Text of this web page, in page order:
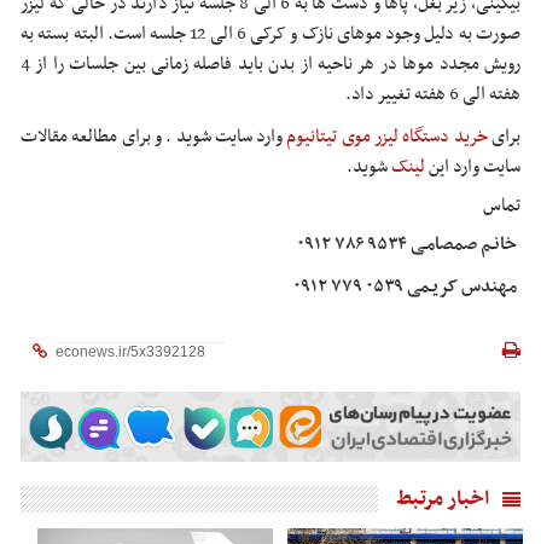
صورت به دلیل وجود موهای نازک و کرکی 6 الی 12 جلسه است. البته بسته به
رویش مجدد موها در هر ناحیه از بدن باید فاصله زمانی بین جلسات را از 4
هفته الی 6 هفته تغییر داد.
برایخرید دستگاه لیزر موی تیتانیوموارد سایت شوید . و برای مطالعه مقالات
سایت وارد اینلینکشوید.
تماس
خانـم صمصامـی ۹۵۳۴ ۷۸۶ ۰۹۱۲
مهندس کریـمی ۰۵۳۹ ۷۷۹ ۰۹۱۲
اخبار مرتبط